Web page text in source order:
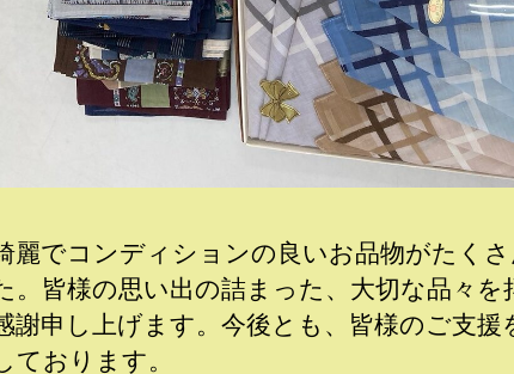
麗でコンディションの良いお品物がたく
。皆様の思い出の詰まった、大切な品々を
謝申し上げます。今後とも、皆様のご支援
ております。